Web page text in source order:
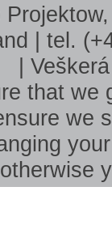
| tel.
|
that we
we